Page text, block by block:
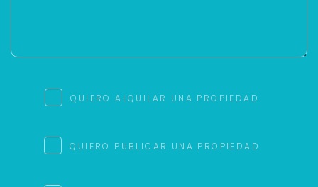
QUIERO ALQUILAR UNA PROPIEDAD
QUIERO PUBLICAR UNA PROPIEDAD